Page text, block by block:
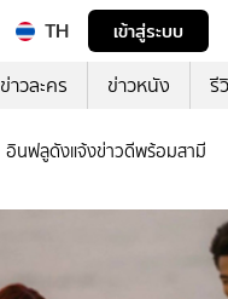
TH
เข้าสู่ระบบ
ข่าวละคร ข่าวหนัง รี
อินฟลูดังแจ้งข่าวดีพร้อมสามี